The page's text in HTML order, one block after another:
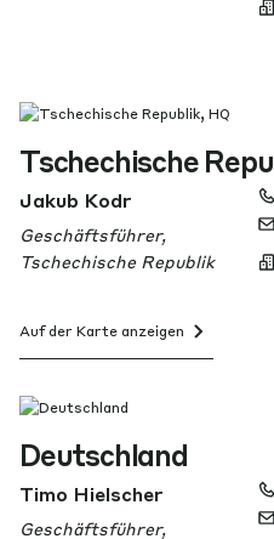
Tschechische
Jakub Kodr
Geschäftsführer,
Tschechische Republik
Auf der Karte anzeigen
Deutschland
Timo Hielscher
Geschäftsführer,